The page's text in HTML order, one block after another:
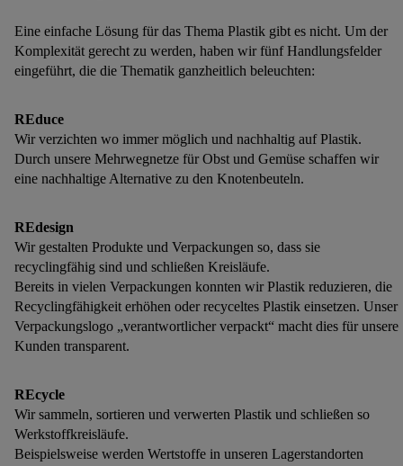
Eine einfache Lösung für das Thema Plastik gibt es nicht. Um der
Komplexität gerecht zu werden, haben wir fünf Handlungsfelder
eingeführt, die die Thematik ganzheitlich beleuchten:
REduce
Wir verzichten wo immer möglich und nachhaltig auf Plastik.
Durch unsere Mehrwegnetze für Obst und Gemüse schaffen wir
eine nachhaltige Alternative zu den Knotenbeuteln.
REdesign
Wir gestalten Produkte und Verpackungen so, dass sie
recyclingfähig sind und schließen Kreisläufe.
Bereits in vielen Verpackungen konnten wir Plastik reduzieren, die
Recyclingfähigkeit erhöhen oder recyceltes Plastik einsetzen. Unser
Verpackungslogo „verantwortlicher verpackt“ macht dies für unsere
Kunden transparent.
REcycle
Wir sammeln, sortieren und verwerten Plastik und schließen so
Werkstoffkreisläufe.
Beispielsweise werden Wertstoffe in unseren Lagerstandorten